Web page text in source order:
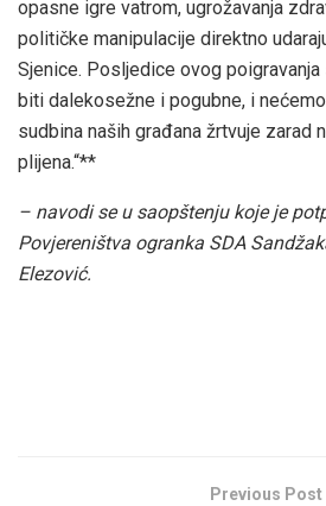
opasne igre vatrom, ugrožavanja
političke manipulacije direktno
Sjenice. Posljedice ovog
biti dalekosežne i pogubne, i
sudbina naših građana žrtvuje zarad
plijena.“**
– navodi se u saopštenju koje je
Povjereništva ogranka SDA
Elezović.
Previous Post